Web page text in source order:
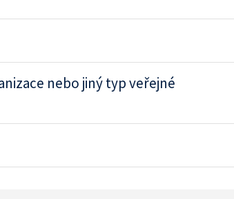
nebo jiný typ veřejné